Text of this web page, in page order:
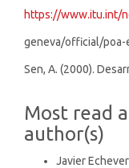
https://www.itu.int/
geneva/official/poa-
Sen, A. (2000).
Most read
author(s)
Javier